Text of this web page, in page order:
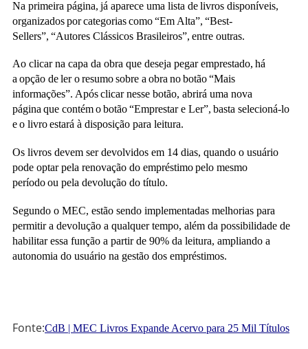
Na primeira página, já aparece uma lista de livros disponíveis,
organizados por categorias como “Em Alta”, “Best-
Sellers”, “Autores Clássicos Brasileiros”, entre outras.
Ao clicar na capa da obra que deseja pegar emprestado, há
a opção de ler o resumo sobre a obra no botão “Mais
informações”. Após clicar nesse botão, abrirá uma nova
página que contém o botão “Emprestar e Ler”, basta selecioná-lo
e o livro estará à disposição para leitura.
Os livros devem ser devolvidos em 14 dias, quando o usuário
pode optar pela renovação do empréstimo pelo mesmo
período ou pela devolução do título.
Segundo o MEC, estão sendo implementadas melhorias para
permitir a devolução a qualquer tempo, além da possibilidade de
habilitar essa função a partir de 90% da leitura, ampliando a
autonomia do usuário na gestão dos empréstimos.
Fonte:CdB | MEC Livros Expande Acervo para 25 Mil Títulos